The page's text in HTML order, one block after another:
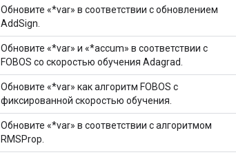
Обновите «*var» в соответствии с обновлением
AddSign.
Обновите «*var» и «*accum» в соответствии с
FOBOS со скоростью обучения Adagrad.
Обновите «*var» как алгоритм FOBOS с
фиксированной скоростью обучения.
Обновите «*var» в соответствии с алгоритмом
RMSProp.